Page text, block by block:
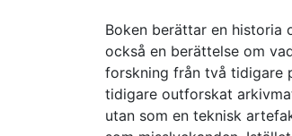
Boken berättar en historia
också en berättelse om
forskning från två tidigare
tidigare outforskat
utan som en teknisk